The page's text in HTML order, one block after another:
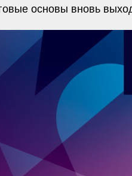
основы вновь